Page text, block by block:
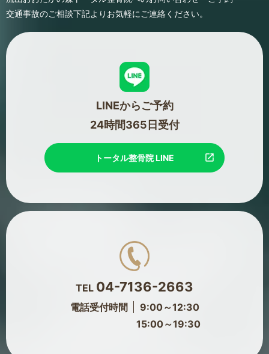
交通事故のご相談下記よりお気軽にご連絡ください。
LINEからご予約
24時間365日受付
トータル整骨院 LINE
TEL 04-7136-2663
電話受付時間
9:00～12:30
15:00～19:30